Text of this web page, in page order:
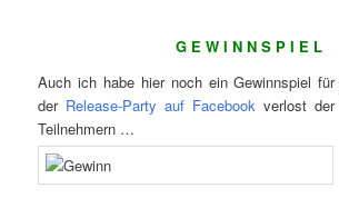
G E W I N N S P I E L
Auch ich habe hier noch ein Gewinnspiel
der Release-Party auf Facebook verlost
Teilnehmern …